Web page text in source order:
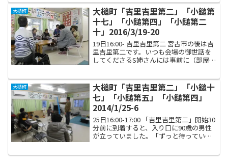
ういえば備品にギターがあったな‥と思
い、さっそくテキスト作...
大槌町
大槌町「吉里吉里第二」「小鎚第
十七」「小鎚第四」「小鎚第二
十」2016/3/19-20
19日16:00- 吉里吉里第二 宮古市の後は吉
里吉里第二です。いつも会場の御世話を
してくださるS姉さんには事前に（部屋番
布です。とは言え、最近はSさんの他には
Oさんく...
大槌町
大槌町「吉里吉里第二」「小鎚十
七」「小鎚第五」「小鎚第四」
2014/1/25-6
25日16:00-17:00 「吉里吉里第二」開始30
分前に到着すると、入り口に90歳の男性
が立っていました。「ずっと待っていた